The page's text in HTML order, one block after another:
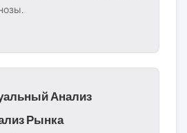
Анализ
Рынка